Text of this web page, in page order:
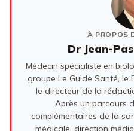
À PROPOS
Dr Jean-
Médecin spécialiste en
groupe Le Guide Santé, le
le directeur de la
Après un parcours
complémentaires de la
médicale, direction